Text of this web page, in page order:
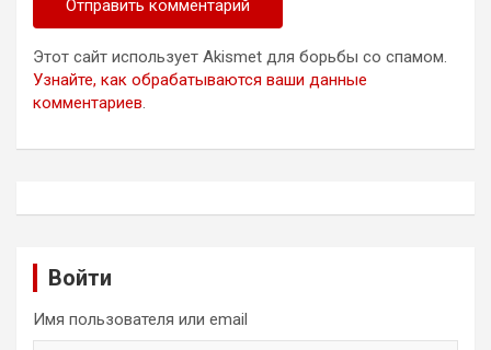
Этот сайт использует Akismet для борьбы со спамом.
Узнайте, как обрабатываются ваши данные
комментариев.
Войти
Имя пользователя или email